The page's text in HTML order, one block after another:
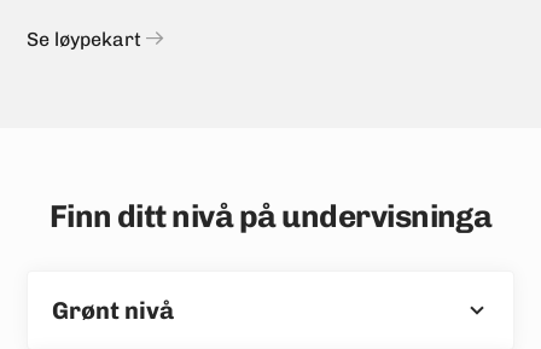
Se løypekart
Finn ditt nivå på undervisninga
Grønt nivå